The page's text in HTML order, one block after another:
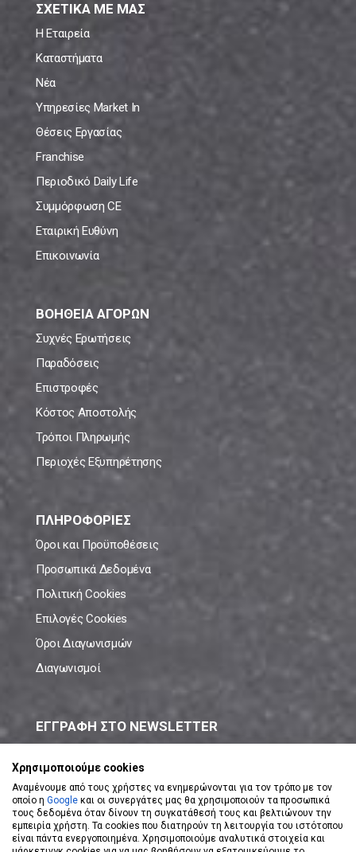
ΣΧΕΤΙΚΑ ΜΕ ΜΑΣ
Η Εταιρεία
Καταστήματα
Νέα
Υπηρεσίες Market In
Θέσεις Εργασίας
Franchise
Περιοδικό Daily Life
Συμμόρφωση CE
Εταιρική Ευθύνη
Επικοινωνία
ΒΟΗΘΕΙΑ ΑΓΟΡΩΝ
Συχνές Ερωτήσεις
Παραδόσεις
Επιστροφές
Κόστος Αποστολής
Τρόποι Πληρωμής
Περιοχές Εξυπηρέτησης
ΠΛΗΡΟΦΟΡΙΕΣ
Όροι και Προϋποθέσεις
Προσωπικά Δεδομένα
Πολιτική Cookies
Επιλογές Cookies
Όροι Διαγωνισμών
Διαγωνισμοί
ΕΓΓΡΑΦΗ ΣΤΟ NEWSLETTER
ΕΓΓΡΑΦΗ ΣΤΟ NEWSLETTER
Χρησιμοποιούμε cookies
Αναμένουμε από τους χρήστες να ενημερώνονται για τον τρόπο με τον
οποίο η Google και οι συνεργάτες μας θα χρησιμοποιούν τα προσωπικά
τους δεδομένα όταν δίνουν τη συγκατάθεσή τους και βελτιώνουν την
εμπειρία χρήστη. Τα cookies που διατηρούν τη λειτουργία του ιστότοπου
είναι πάντα ενεργοποιημένα. Χρησιμοποιούμε αναλυτικά στοιχεία και